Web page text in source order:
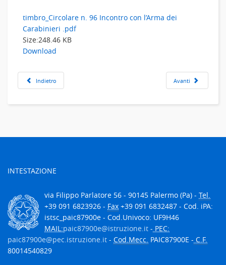
timbro_Circolare n. 96 Incontro con l’Arma dei
Carabinieri .pdf
Size:248.46 KB
Download
Indietro Avanti
INTESTAZIONE
via Filippo Parlatore 56 - 90145 Palermo (Pa) - Tel.
+39 091 6823926 - Fax +39 091 6832487 - Cod. iPA:
istsc_paic87900e - Cod.Univoco: UF9H46
MAIL:paic87900e@istruzione.it - PEC:
paic87900e@pec.istruzione.it - Cod.Mecc. PAIC87900E - C.F.
80014540829